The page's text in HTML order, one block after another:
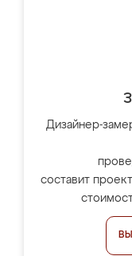
Дизайнер-
составит